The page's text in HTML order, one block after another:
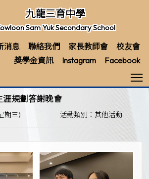
九龍三育中學
Sam Yuk Secondary School
消息 聯絡我們 家長教師會
校友會
獎學金資訊
Instagram Facebook
涯規劃答謝晚會
期三) 活動類別：其他活動